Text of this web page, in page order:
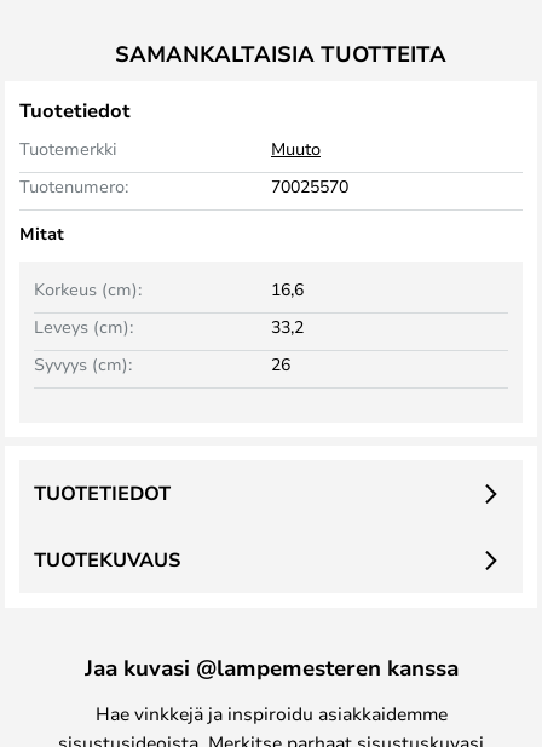
SAMANKALTAISIA TUOTTEITA
Tuotetiedot
Tuotemerkki
Muuto
Tuotenumero:
70025570
Mitat
Leveys (cm): 33,2
Korkeus (cm): 16,6
Syvyys (cm): 26
TUOTEKUVAUS
TUOTETIEDOT
Jaa kuvasi @lampemesteren kanssa
Hae vinkkejä ja inspiroidu asiakkaidemme
sisustusideoista. Merkitse parhaat sisustuskuvasi